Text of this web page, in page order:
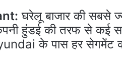
घरेलू बाजार की सबसे
हुंडई की तरफ से कई
के पास हर सेगमेंट